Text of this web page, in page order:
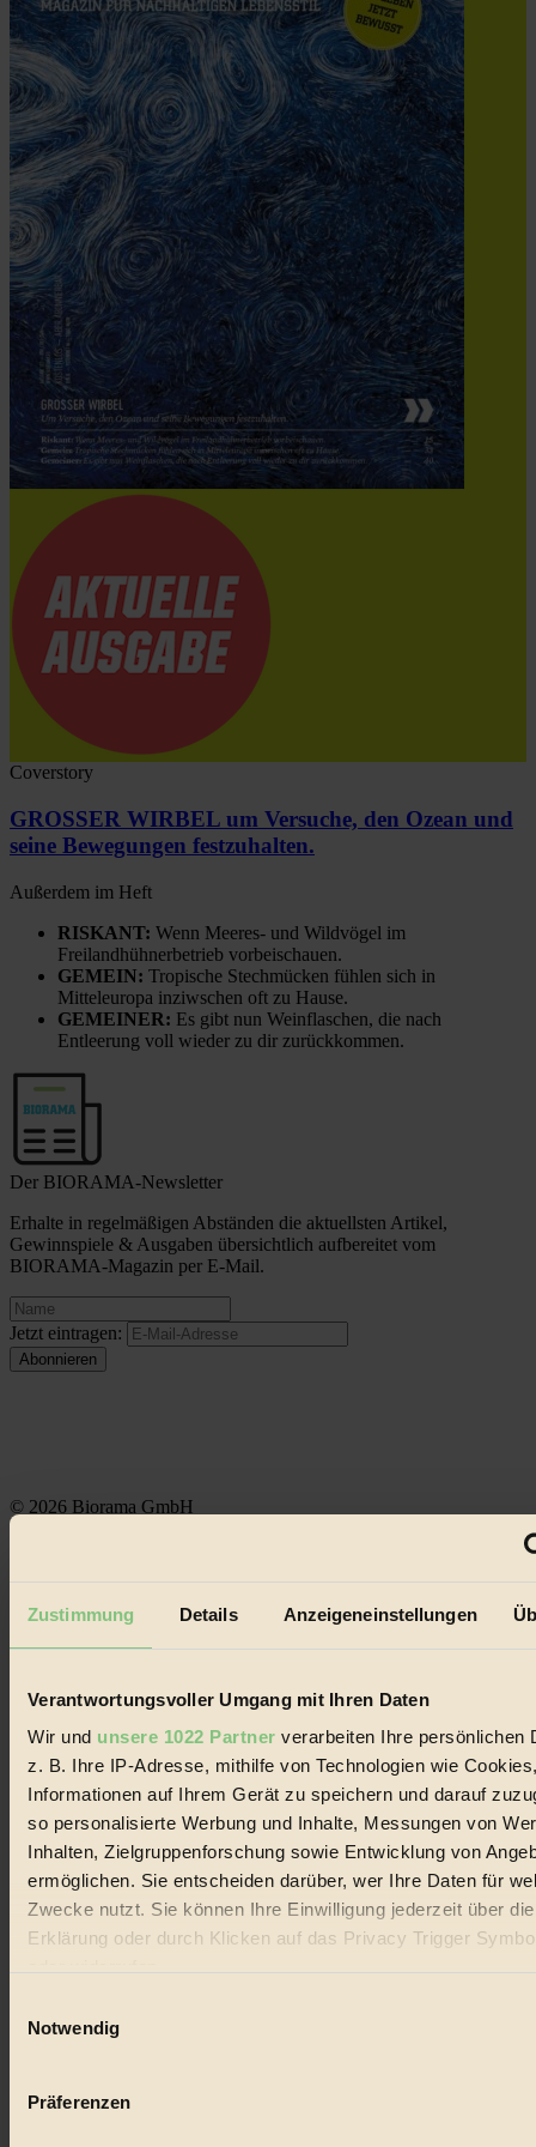
Zustimmung Details Anzeigeneinstellungen
Verantwortungsvoller Umgang mit Ihren Daten
Wir und unsere 1022 Partner verarbeiten Ihre persönlichen
z. B. Ihre IP-Adresse, mithilfe von Technologien wie
Informationen auf Ihrem Gerät zu speichern und darauf
so personalisierte Werbung und Inhalte, Messungen von
Inhalten, Zielgruppenforschung sowie Entwicklung von
ermöglichen. Sie entscheiden darüber, wer Ihre Daten für
Zwecke nutzt. Sie können Ihre Einwilligung jederzeit über
Erklärung oder durch Klicken auf das Privacy Trigger
Wenn Sie es erlauben, würden wir auch gerne:
Ihr Gerät durch aktives Scannen nach bestimmten
Notwendig
Präferenzen
Coverstory
GROSSER WIRBEL um Versuche, den Ozean und
seine Bewegungen festzuhalten.
Außerdem im Heft
RISKANT: Wenn Meeres- und Wildvögel im
Freilandhühnerbetrieb vorbeischauen.
GEMEIN: Tropische Stechmücken fühlen sich in
Mitteleuropa inziwschen oft zu Hause.
GEMEINER: Es gibt nun Weinflaschen, die nach
Entleerung voll wieder zu dir zurückkommen.
Der BIORAMA-Newsletter
Erhalte in regelmäßigen Abständen die aktuellsten Artikel,
Gewinnspiele & Ausgaben übersichtlich aufbereitet vom
BIORAMA-Magazin per E-Mail.
Jetzt eintragen:
© 2026 Biorama GmbH
Biorama steht für einen nachhaltigen Lebensstil und bewussten
Lebenswandel. Es ist eine moderne Plattform für Ideen, Menschen
Handels mit Bioprodukten, des Fair-Trade sowie der Branche
Social Media
22.601 Fans auf Facebook
3.415 Follower auf Twitter
Folge uns auf Instagram
Themen
Bio
Vegan